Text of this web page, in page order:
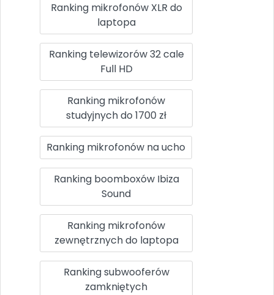
Ranking mikrofonów XLR do
laptopa
Ranking telewizorów 32 cale
Full HD
Ranking mikrofonów
studyjnych do 1700 zł
Ranking mikrofonów na ucho
Ranking boomboxów Ibiza
Sound
Ranking mikrofonów
zewnętrznych do laptopa
Ranking subwooferów
zamkniętych